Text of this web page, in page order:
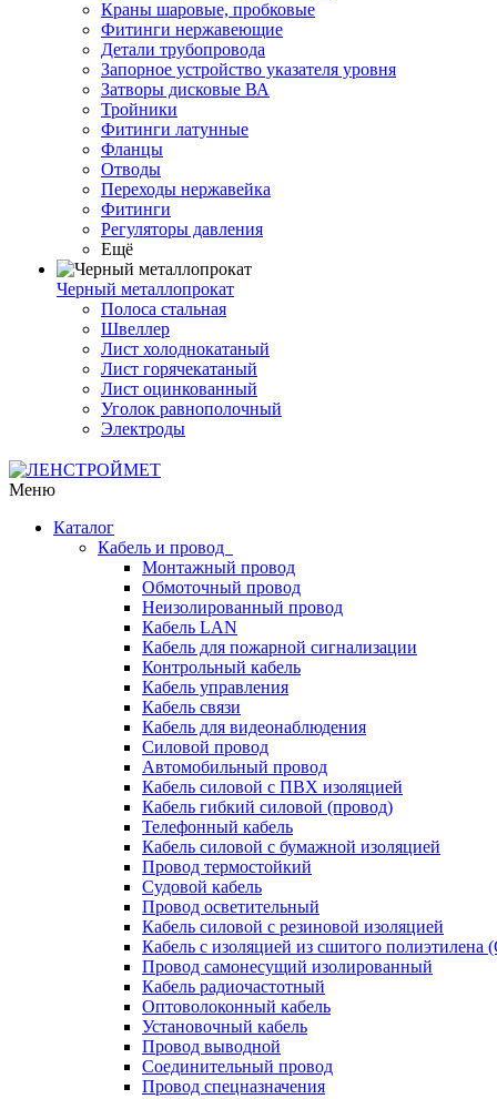
Краны шаровые, пробковые
Фитинги нержавеющие
Детали трубопровода
Запорное устройство указателя уровня
Затворы дисковые ВА
Тройники
Фитинги латунные
Фланцы
Отводы
Переходы нержавейка
Фитинги
Регуляторы давления
Ещё
Черный металлопрокат
Полоса стальная
Швеллер
Лист холоднокатаный
Лист горячекатаный
Лист оцинкованный
Уголок равнополочный
Электроды
Меню
Каталог
Кабель и провод
Монтажный провод
Обмоточный провод
Неизолированный провод
Кабель LAN
Кабель для пожарной сигнализации
Контрольный кабель
Кабель управления
Кабель связи
Кабель для видеонаблюдения
Силовой провод
Автомобильный провод
Кабель силовой с ПВХ изоляцией
Кабель гибкий силовой (провод)
Телефонный кабель
Кабель силовой с бумажной изоляцией
Провод термостойкий
Судовой кабель
Провод осветительный
Кабель силовой с резиновой изоляцией
Кабель с изоляцией из сшитого
Провод самонесущий изолированный
Кабель радиочастотный
Оптоволоконный кабель
Установочный кабель
Провод выводной
Соединительный провод
Провод спецназначения